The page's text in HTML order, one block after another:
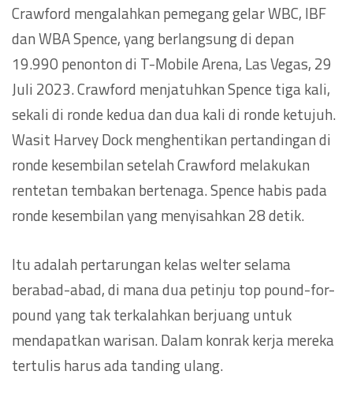
Crawford mengalahkan pemegang gelar WBC, IBF
dan WBA Spence, yang berlangsung di depan
19.990 penonton di T-Mobile Arena, Las Vegas, 29
Juli 2023. Crawford menjatuhkan Spence tiga kali,
sekali di ronde kedua dan dua kali di ronde ketujuh.
Wasit Harvey Dock menghentikan pertandingan di
ronde kesembilan setelah Crawford melakukan
rentetan tembakan bertenaga. Spence habis pada
ronde kesembilan yang menyisahkan 28 detik.
Itu adalah pertarungan kelas welter selama
berabad-abad, di mana dua petinju top pound-for-
pound yang tak terkalahkan berjuang untuk
mendapatkan warisan. Dalam konrak kerja mereka
tertulis harus ada tanding ulang.